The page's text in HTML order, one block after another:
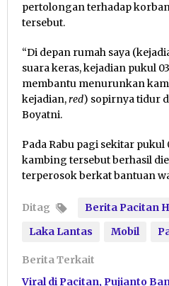
pertolongan terhadap
tersebut.
“Di depan rumah saya
suara keras, kejadian pukul
membantu menurunkan
kejadian,red) sopirnya tidur
Boyatni.
Pada Rabu pagi sekitar
kambing tersebut berhasil
terperosok berkat bantuan
Ditag Berita Pacitan
Laka Lantas
Mobil
Berita Terkait
Viral di Pacitan, Pujianto